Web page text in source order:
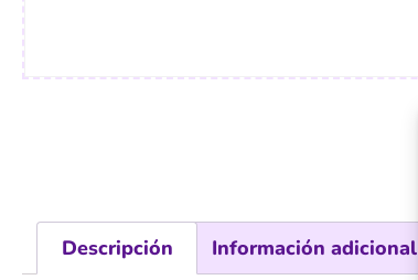
Descripción Información adicional